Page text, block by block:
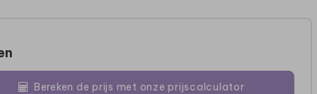
Bereken de prijs met onze prijscalculator